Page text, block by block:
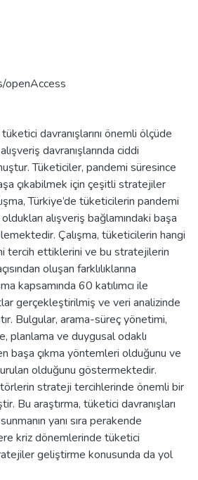
openAccess
davranışlarını önemli ölçüde
davranışlarında ciddi
Tüketiciler, pandemi süresince
çıkabilmek için çeşitli stratejiler
Türkiye’de tüketicilerin pandemi
alışveriş bağlamındaki başa
Çalışma, tüketicilerin hangi
tercih ettiklerini ve bu stratejilerin
oluşan farklılıklarına
kapsamında 60 katılımcı ile
gerçekleştirilmiş ve veri analizinde
Bulgular, arama-süreç yönetimi,
planlama ve duygusal odaklı
başa çıkma yöntemleri olduğunu ve
olduğunu göstermektedir.
strateji tercihlerinde önemli bir
Bu araştırma, tüketici davranışları
yanı sıra perakende
kriz dönemlerinde tüketici
geliştirme konusunda da yol